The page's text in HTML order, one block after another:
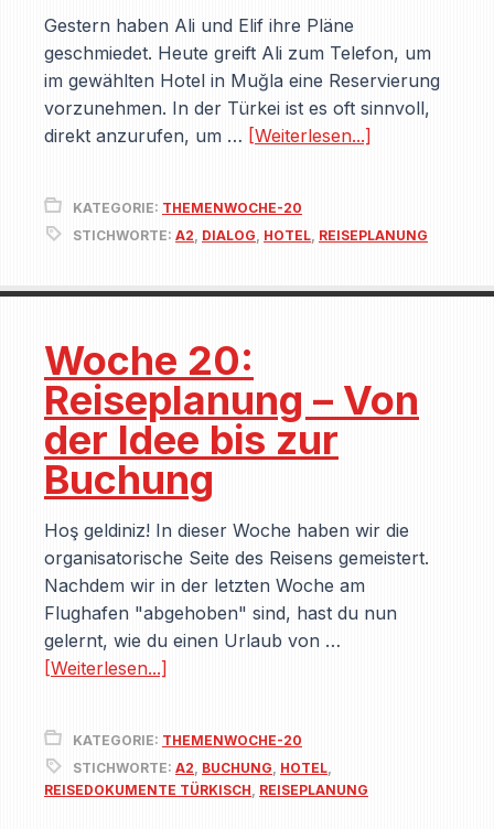
Gestern haben Ali und Elif ihre Pläne
geschmiedet. Heute greift Ali zum Telefon, um
im gewählten Hotel in Muğla eine Reservierung
vorzunehmen. In der Türkei ist es oft sinnvoll,
direkt anzurufen, um … [Weiterlesen...]
KATEGORIE: THEMENWOCHE-20
STICHWORTE: A2, DIALOG, HOTEL, REISEPLANUNG
Woche 20:
Reiseplanung – Von
der Idee bis zur
Buchung
Hoş geldiniz! In dieser Woche haben wir die
organisatorische Seite des Reisens gemeistert.
Nachdem wir in der letzten Woche am
Flughafen "abgehoben" sind, hast du nun
gelernt, wie du einen Urlaub von …
[Weiterlesen...]
KATEGORIE: THEMENWOCHE-20
STICHWORTE: A2, BUCHUNG, HOTEL,
REISEDOKUMENTE TÜRKISCH, REISEPLANUNG